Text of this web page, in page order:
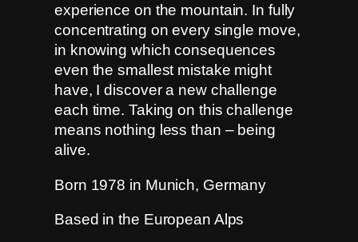
experience on the mountain. In fully
concentrating on every single move,
in knowing which consequences
even the smallest mistake might
have, I discover a new challenge
each time. Taking on this challenge
means nothing less than – being
alive.
Born 1978 in Munich, Germany
Based in the European Alps